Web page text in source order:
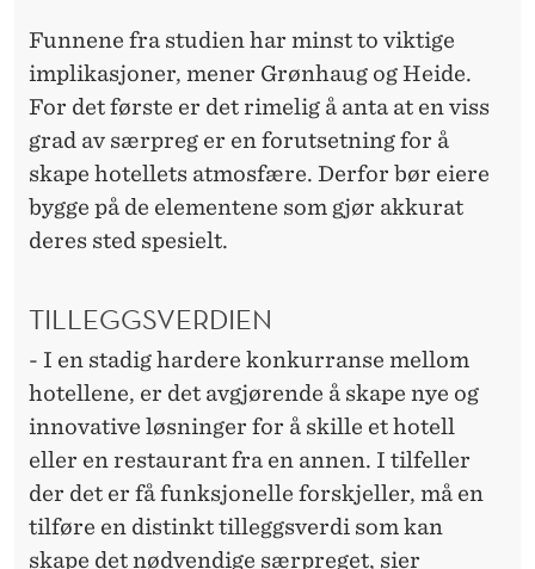
Funnene fra studien har minst to viktige
implikasjoner, mener Grønhaug og Heide.
For det første er det rimelig å anta at en viss
grad av særpreg er en forutsetning for å
skape hotellets atmosfære. Derfor bør eiere
bygge på de elementene som gjør akkurat
deres sted spesielt.
TILLEGGSVERDIEN
- I en stadig hardere konkurranse mellom
hotellene, er det avgjørende å skape nye og
innovative løsninger for å skille et hotell
eller en restaurant fra en annen. I tilfeller
der det er få funksjonelle forskjeller, må en
tilføre en distinkt tilleggsverdi som kan
skape det nødvendige særpreget, sier